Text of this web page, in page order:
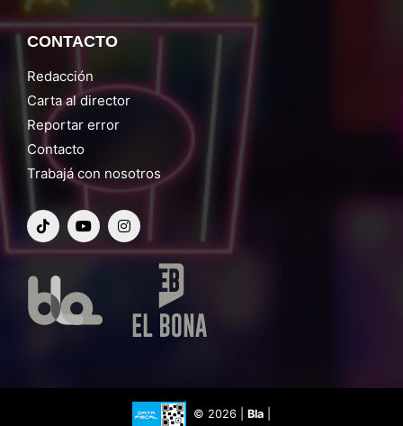
CONTACTO
Redacción
Carta al director
Reportar error
Contacto
Trabajá con nosotros
© 2026 | Bla